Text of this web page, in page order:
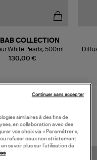
130,00 €
COLLECTION
White Pearls, 500ml
similaires à des fins de
en collaboration avec des
vos choix via « Paramétrer »,
ou refuser ceux non strictement
savoir plus sur l’utilisation de
Continuer sans accepter